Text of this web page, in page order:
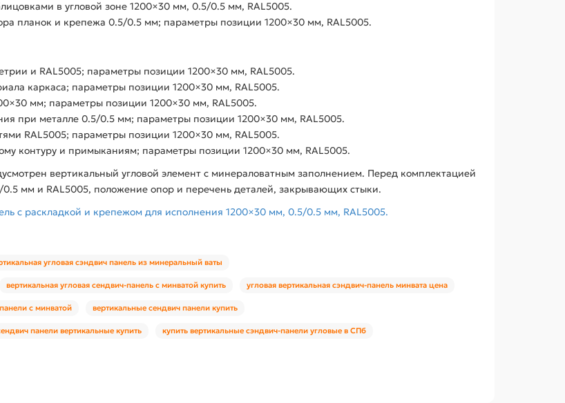
в угловой зоне 1200×30 мм, 0.5/0.5 мм, RAL5005.
планок и крепежа 0.5/0.5 мм; параметры позиции 1200×30 мм, RAL5005.
и RAL5005; параметры позиции 1200×30 мм, RAL5005.
каркаса; параметры позиции 1200×30 мм, RAL5005.
мм; параметры позиции 1200×30 мм, RAL5005.
при металле 0.5/0.5 мм; параметры позиции 1200×30 мм, RAL5005.
RAL5005; параметры позиции 1200×30 мм, RAL5005.
контуру и примыканиям; параметры позиции 1200×30 мм, RAL5005.
вертикальный угловой элемент с минераловатным заполнением. Перед комплектацией
мм и RAL5005, положение опор и перечень деталей, закрывающих стыки.
с раскладкой и крепежом для исполнения 1200×30 мм, 0.5/0.5 мм, RAL5005.
угловая сэндвич панель из минеральный ваты
вертикальная угловая сендвич-панель с минватой купить угловая вертикальная сэндвич-панель минвата цена
с минватой вертикальные сендвич панели купить
панели вертикальные купить купить вертикальные сэндвич-панели угловые в СПб